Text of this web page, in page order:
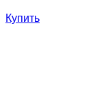
Купить